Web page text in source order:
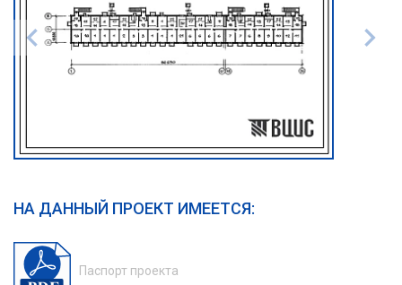
НА ДАННЫЙ ПРОЕКТ ИМЕЕТСЯ:
Паспорт проекта